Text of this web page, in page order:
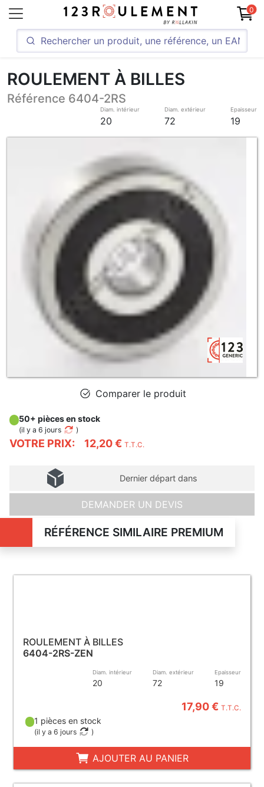
0
ROULEMENT À BILLES
Référence 6404-2RS
Diam. intérieur
20
Diam. extérieur
72
Epaisseur
19
Comparer le produit
VOTRE PRIX: 12,20 € T.T.C.
50+ pièces en stock
(il y a 6 jours )
Dernier départ dans
DEMANDER UN DEVIS
RÉFÉRENCE SIMILAIRE PREMIUM
ROULEMENT À BILLES
6404-2RS-ZEN
Diam. intérieur
20
Diam. extérieur
72
Epaisseur
19
17,90 €T.T.C.
1 pièces en stock
(il y a 6 jours )
AJOUTER AU PANIER